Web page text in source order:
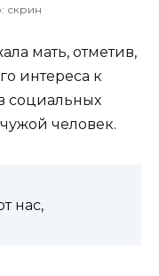
скрин
мать, отметив,
интереса к
социальных
человек.
нас,